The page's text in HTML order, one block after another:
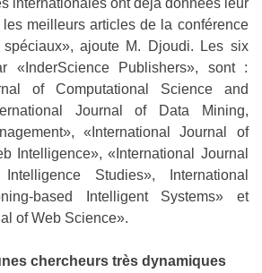
internationales ont déjà données leur
meilleurs articles de la conférence
ajoute M. Djoudi. Les six
«InderScience Publishers», sont :
of Computational Science and
Journal of Data Mining,
«International Journal of
Intelligence», «International Journal
Studies», International
based Intelligent Systems» et
of Web Science».
chercheurs très dynamiques